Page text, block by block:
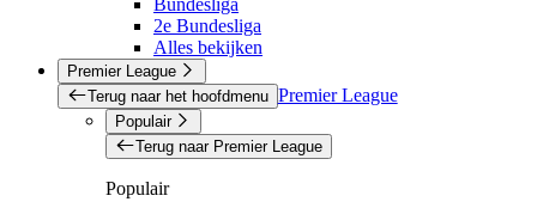
2e Bundesliga
Alles bekijken
Premier League
Terug naar het hoofdmenu Premier League
Populair
Terug naar Premier League
Populair